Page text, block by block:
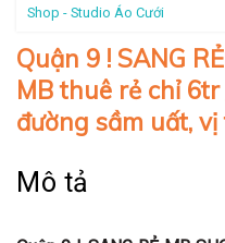
Shop - Studio Áo Cưới
Quận 9 ! SANG
MB thuê rẻ chỉ
đường sầm uất,
Mô tả